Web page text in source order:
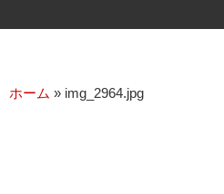
ホーム » img_2964.jpg